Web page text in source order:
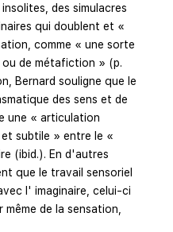
des simulacres
qui doublent et «
comme « une sorte
de métafiction » (p.
Bernard souligne que le
des sens et de
une « articulation
subtile » entre le «
(ibid.). En d'autres
que le travail sensoriel
l' imaginaire, celui-ci
de la sensation,